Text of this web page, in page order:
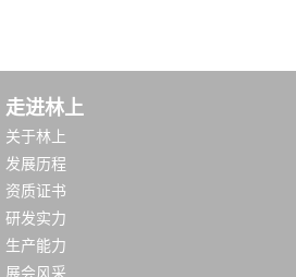
走进林上
关于林上
发展历程
资质证书
研发实力
生产能力
展会风采